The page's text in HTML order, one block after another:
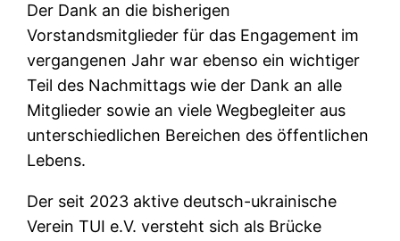
​Der Dank an die bisherigen
Vorstandsmitglieder für das Engagement im
vergangenen Jahr war ebenso ein wichtiger
Teil des Nachmittags wie der Dank an alle
Mitglieder sowie an viele Wegbegleiter aus
unterschiedlichen Bereichen des öffentlichen
Lebens.
Der seit 2023 aktive deutsch-ukrainische
Verein TUI e.V. versteht sich als Brücke